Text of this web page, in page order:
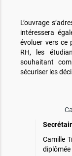
L’ouvrage
intéressera
évoluer vers ce
RH, les
souhaitant
sécuriser les
Camille